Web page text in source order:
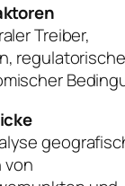
Treiber,
von